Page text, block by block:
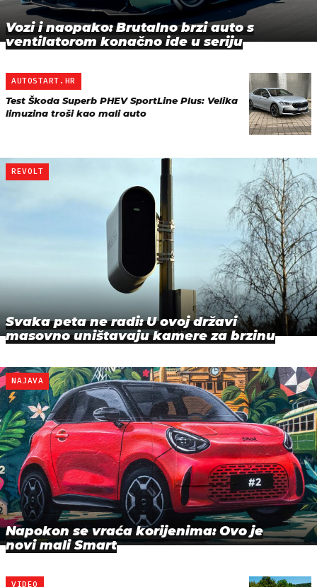
Vozi i naopako: Brutalno brzi auto s
ventilatorom konačno ide u seriju
AUTOSTART.HR
Test Škoda Superb PHEV SportLine Plus: Velika
limuzina troši kao mali auto
REVOLT
Svaka peta ne radi: U ovoj državi
masovno uništavaju kamere za brzinu
NAJAVA
Napokon se vraća korijenima: Ovo je
novi mali Smart
VIDEO